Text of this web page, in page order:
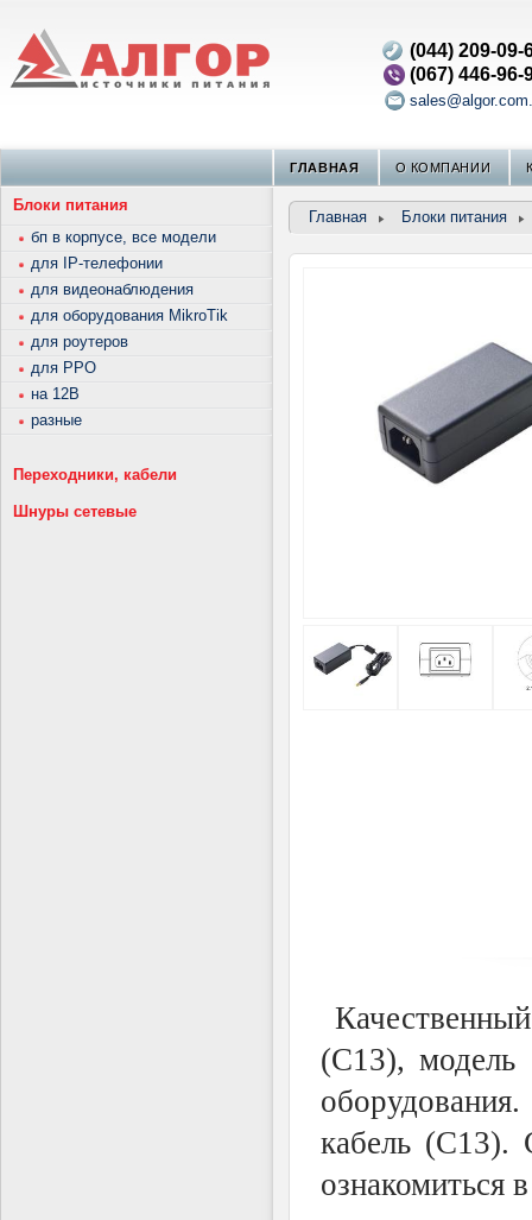
(044) 209-09-
(067) 446-96-
ГЛАВНАЯ О КОМПАНИИ
Главная Блоки питания
(С13), модель
кабель (С13).
ознакомиться
Блоки питания
бп в корпусе, все модели
для IP-телефонии
для видеонаблюдения
для оборудования MikroTik
для роутеров
для РРО
на 12В
разные
Переходники, кабели
Шнуры сетевые